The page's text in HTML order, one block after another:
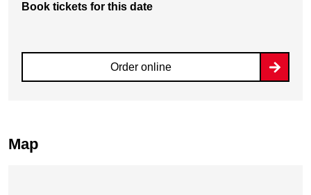
Book tickets for this date
Order online
Map